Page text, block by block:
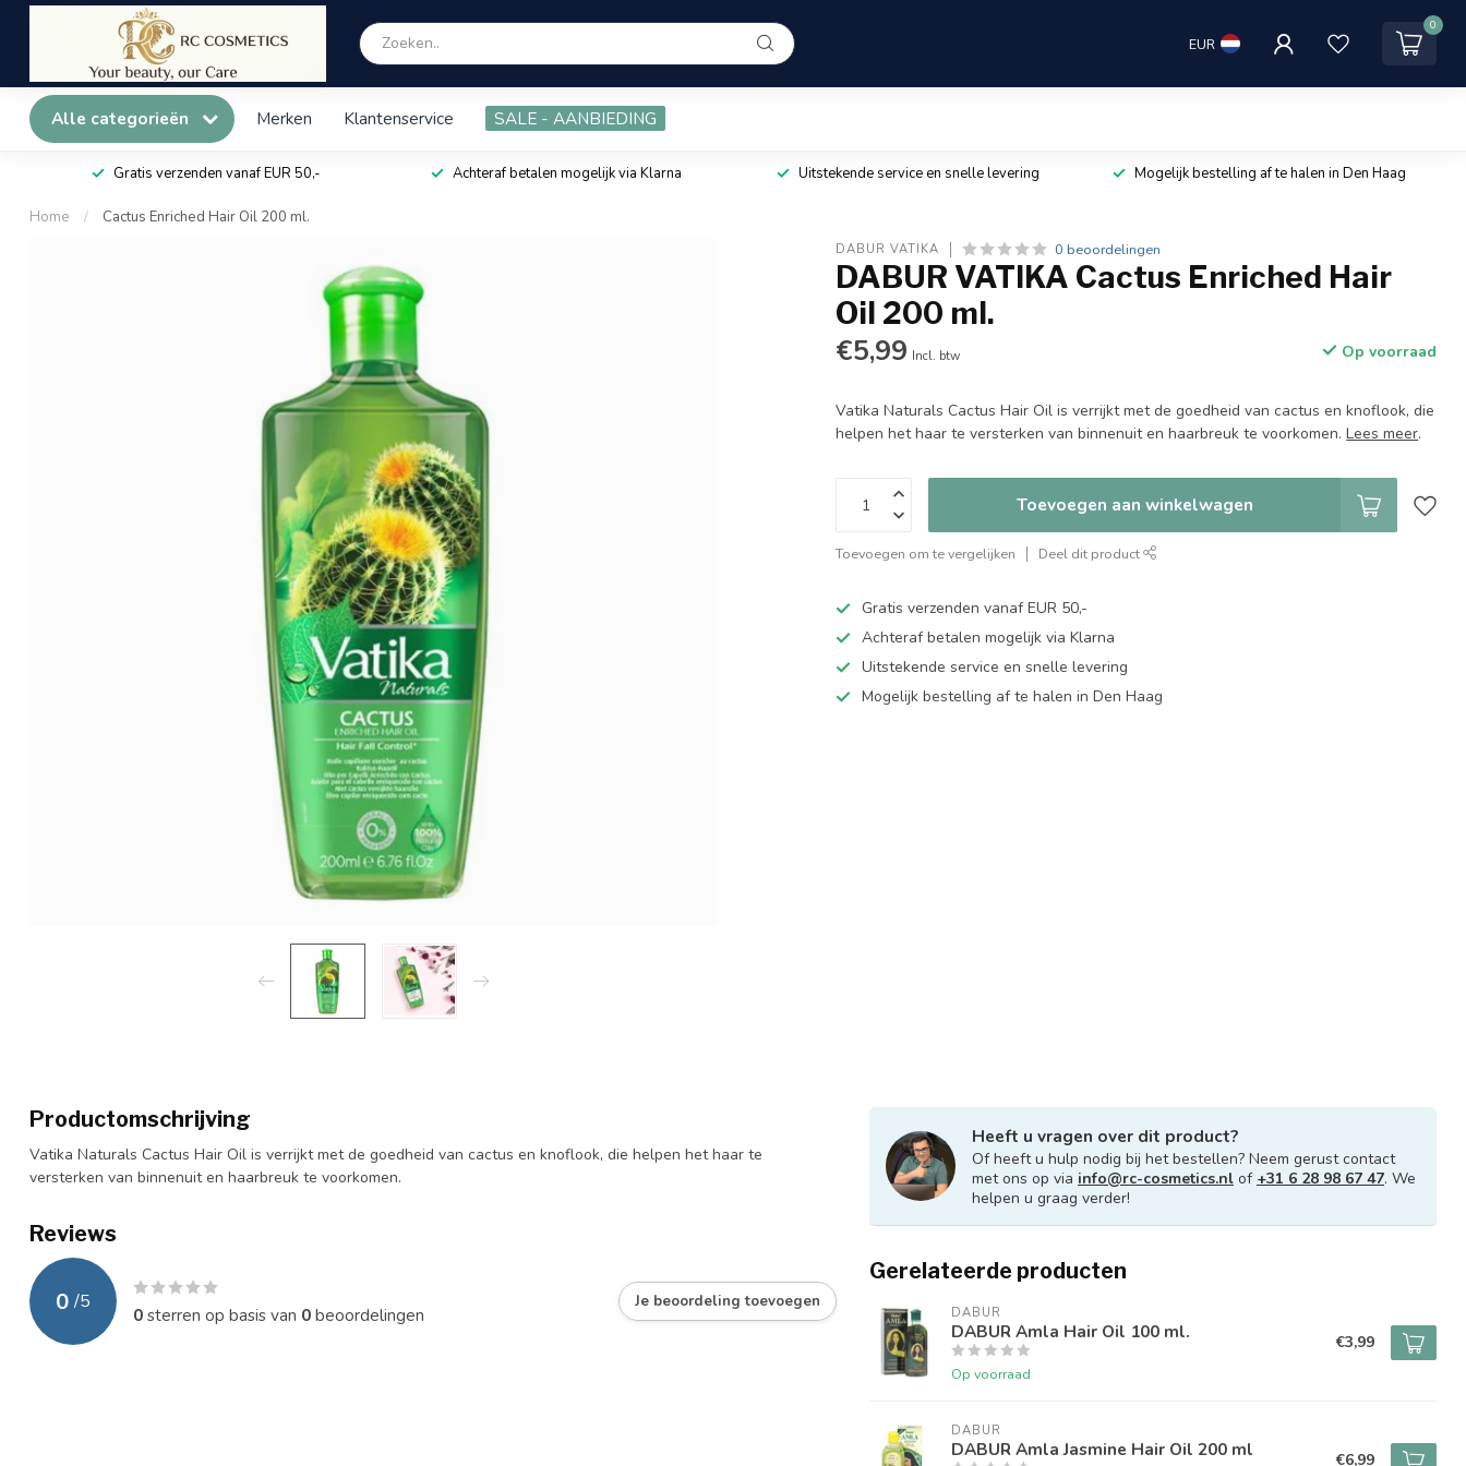
EUR
0
Alle categorieën Merken Klantenservice SALE - AANBIEDING
Gratis verzenden vanaf EUR 50,- Achteraf betalen mogelijk via Klarna Uitstekende service en snelle levering Mogelijk bestelling af te halen in Den Haag
Home / Cactus Enriched Hair Oil 200 ml.
DABUR VATIKA 0 beoordelingen
DABUR VATIKA Cactus Enriched Hair
Oil 200 ml.
€5,99 Incl. btw Op voorraad
Vatika Naturals Cactus Hair Oil is verrijkt met de goedheid van cactus en knoflook, die
helpen het haar te versterken van binnenuit en haarbreuk te voorkomen.Lees meer.
Toevoegen aan winkelwagen
Toevoegen om te vergelijken Deel dit product
Gratis verzenden vanaf EUR 50,-
Achteraf betalen mogelijk via Klarna
Uitstekende service en snelle levering
Mogelijk bestelling af te halen in Den Haag
Productomschrijving
Vatika Naturals Cactus Hair Oil is verrijkt met de goedheid van cactus en knoflook, die helpen het haar te
versterken van binnenuit en haarbreuk te voorkomen.
Reviews
0 /5
0sterren op basis van 0beoordelingen
Je beoordeling toevoegen
Heeft u vragen over dit product?
Of heeft u hulp nodig bij het bestellen? Neem gerust contact
met ons op via info@rc-cosmetics.nl of +31 6 28 98 67 47. We
helpen u graag verder!
Gerelateerde producten
DABUR
DABUR Amla Hair Oil 100 ml.
Op voorraad
€3,99
DABUR
DABUR Amla Jasmine Hair Oil 200 ml €6,99